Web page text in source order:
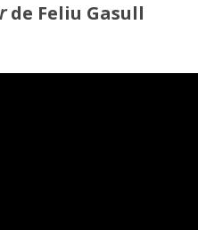
de Feliu Gasull